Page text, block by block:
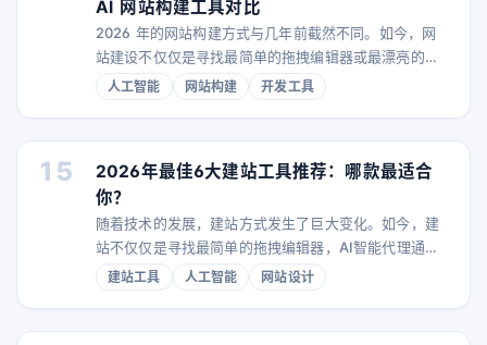
恼。无论是科学课程还是历史演示，这些工具都能帮助
你
AI 网站构建工具对比
2026 年的网站构建方式与几年前截然不同。如今，网
站建设不仅仅是寻找最简单的拖拽编辑器或最漂亮的模
板，而是出现了全新的类别：通过对话即可自动生成网
站的 AI 网站生成器。借助 AI，你无需编写代码也能构
Lovable、Replit 和 Manus 进行全面对比。它们各自
采用了截然不同的 AI 建站
人工智能 网站构建 开发工具
15
2026年最佳6大建站工具推荐：哪款最适合
你？
随着技术的发展，建站方式发生了巨大变化。如今，建
站不仅仅是寻找最简单的拖拽编辑器，AI智能代理通过
对话即可帮你完成网站建设，彻底改变了传统的建站流
程。 那么，如何选择合适的建站工具？本文将深入对比
建站工具 人工智能 网站设计